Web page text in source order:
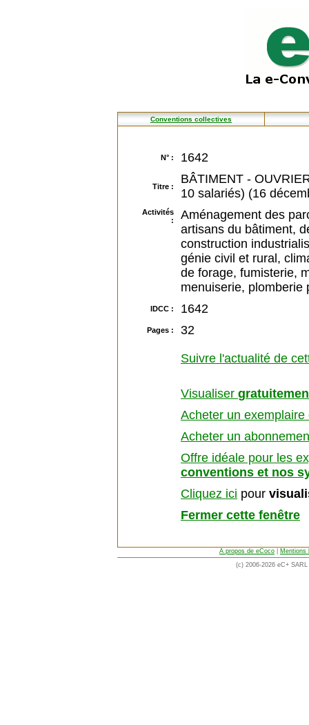
Conventions collectives
N° : 1642
Titre :
BÂTIMENT -
10 salariés) (16
Activités
:
Aménagement des
artisans du bâtiment,
construction
génie civil et rural,
de forage, fumisterie,
menuiserie, plomberie
IDCC : 1642
Pages : 32
Suivre l'actualité de
Visualiser
Acheter un
Acheter un
Offre idéale pour les
conventions et nos
Cliquez ici pour
Fermer cette fenêtre
A propos de eCoco
Mentions
(c) 2006-2026 eC+